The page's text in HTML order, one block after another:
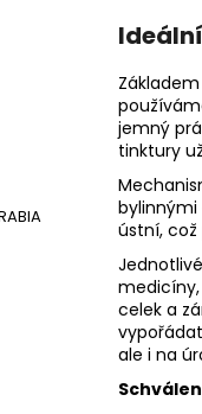
jemný
tinktury
bylinnými
ústní, což
celek a
ale i na